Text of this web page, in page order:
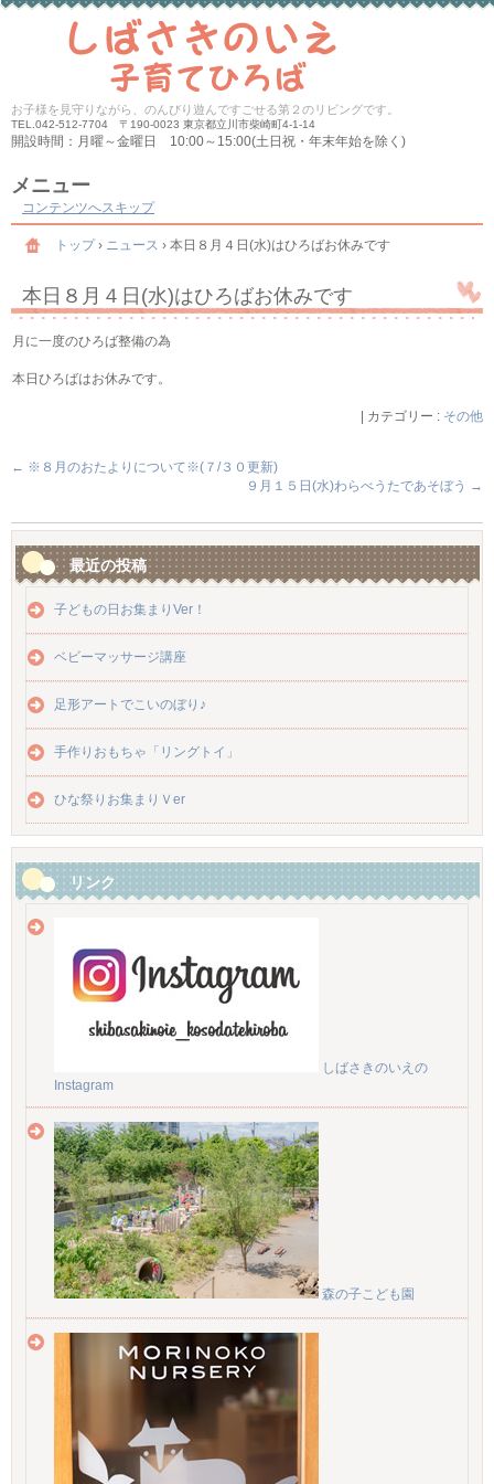
お子様を見守りながら、のんびり遊んですごせる第２のリビングです。
TEL. 042-512-7704 〒190-0023 東京都立川市柴崎町4-1-14
開設時間：月曜～金曜日 10:00～15:00(土日祝・年末年始を除く)
メニュー
コンテンツへスキップ
トップ › ニュース › 本日８月４日(水)はひろばお休みです
本日８月４日(水)はひろばお休みです
月に一度のひろば整備の為
本日ひろばはお休みです。
カテゴリー : その他
← ※８月のおたよりについて※(７/３０更新)
９月１５日(水)わらべうたであそぼう →
最近の投稿
子どもの日お集まりVer！
ベビーマッサージ講座
足形アートでこいのぼり♪
手作りおもちゃ「リングトイ」
ひな祭りお集まりＶer
リンク
しばさきのいえの
Instagram
森の子こども園